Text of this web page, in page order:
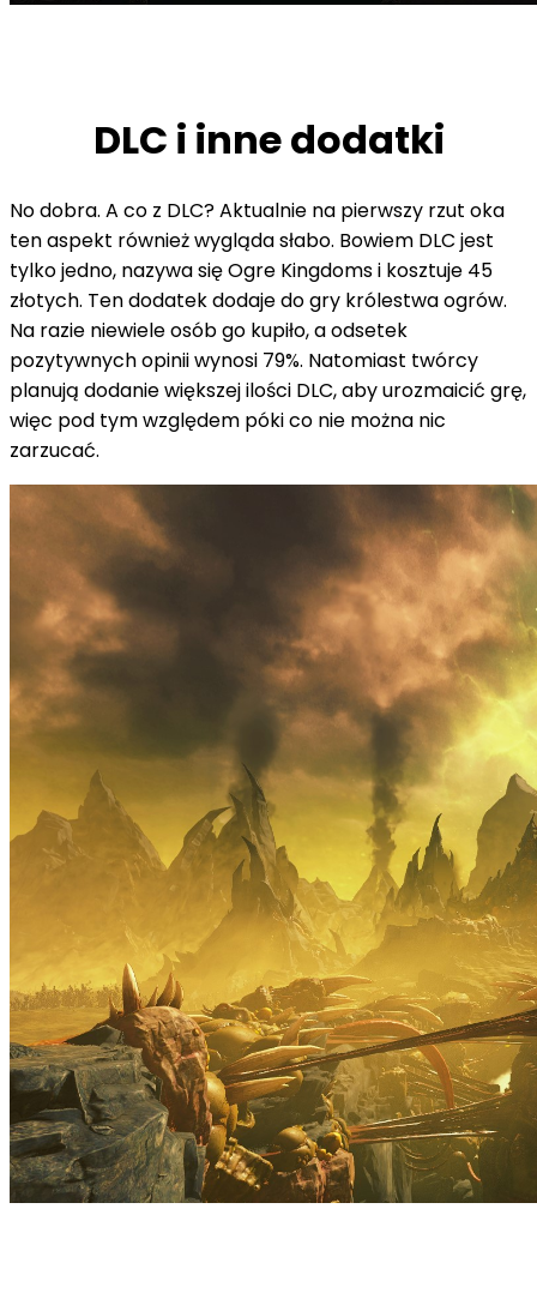
DLC i inne dodatki
No dobra. A co z DLC? Aktualnie na pierwszy rzut oka
ten aspekt również wygląda słabo. Bowiem DLC jest
tylko jedno, nazywa się Ogre Kingdoms i kosztuje 45
złotych. Ten dodatek dodaje do gry królestwa ogrów.
Na razie niewiele osób go kupiło, a odsetek
pozytywnych opinii wynosi 79%. Natomiast twórcy
planują dodanie większej ilości DLC, aby urozmaicić grę,
więc pod tym względem póki co nie można nic
zarzucać.